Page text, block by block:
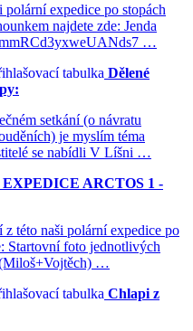
expedice po stopách
najdete zde: Jenda
…
tabulka Dělené
setkání (o návratu
je myslím téma
se nabídli V Líšni …
EXPEDICE ARCTOS 1 -
této naši polární expedice po
Startovní foto jednotlivých
…
tabulka Chlapi z